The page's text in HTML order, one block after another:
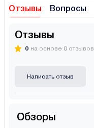
Отзывы Вопросы
Отзывы
0 на основе 0 отзывов
Написать отзыв
Обзоры